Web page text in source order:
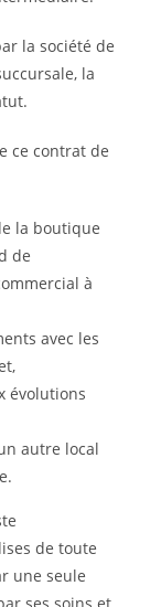
la société de
la
ce contrat de
la boutique
de
à
avec les
évolutions
autre local
de toute
une seule